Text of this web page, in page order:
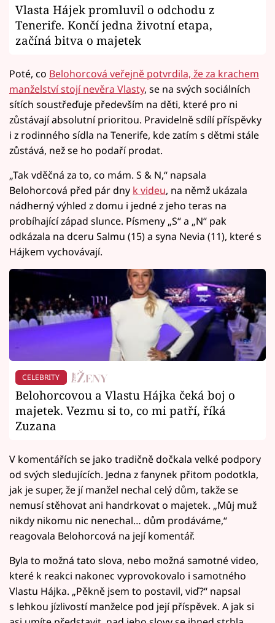
Vlasta Hájek promluvil o odchodu z
Tenerife. Končí jedna životní etapa,
začíná bitva o majetek
Poté, co Belohorcová veřejně potvrdila, že za krachem
manželství stojí nevěra Vlasty, se na svých sociálních
sítích soustřeďuje především na děti, které pro ni
zůstávají absolutní prioritou. Pravidelně sdílí příspěvky
i z rodinného sídla na Tenerife, kde zatím s dětmi stále
zůstává, než se ho podaří prodat.
„Tak vděčná za to, co mám. S & N,“ napsala
Belohorcová před pár dny k videu, na němž ukázala
nádherný výhled z domu i jedné z jeho teras na
probíhající západ slunce. Písmeny „S“ a „N“ pak
odkázala na dceru Salmu (15) a syna Nevia (11), které s
Hájkem vychovávají.
CELEBRITY
Belohorcovou a Vlastu Hájka čeká boj o
majetek. Vezmu si to, co mi patří, říká
Zuzana
V komentářích se jako tradičně dočkala velké podpory
od svých sledujících. Jedna z fanynek přitom podotkla,
jak je super, že jí manžel nechal celý dům, takže se
nemusí stěhovat ani handrkovat o majetek. „Můj muž
nikdy nikomu nic nenechal… dům prodáváme,“
reagovala Belohorcová na její komentář.
Byla to možná tato slova, nebo možná samotné video,
které k reakci nakonec vyprovokovalo i samotného
Vlastu Hájka. „Pěkně jsem to postavil, viď?“ napsal
s lehkou jízlivostí manželce pod její příspěvek. A jak si